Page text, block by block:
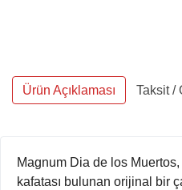
Ürün Açıklaması Taksit /
Magnum Dia de los
kafatası bulunan orijinal bir